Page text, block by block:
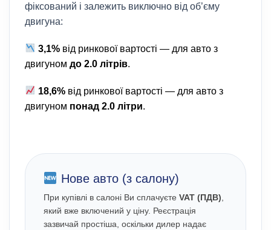
фіксований і залежить виключно від об’єму
двигуна:
3,1% від ринкової вартості — для авто з
двигуном до 2.0 літрів.
18,6% від ринкової вартості — для авто з
двигуном понад 2.0 літри.
Нове авто (з салону)
При купівлі в салоні Ви сплачуєте VAT (ПДВ)
який вже включений у ціну. Реєстрація
зазвичай простіша, оскільки дилер надає